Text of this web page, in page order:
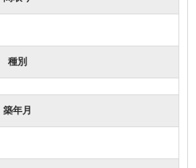
種別
築年月